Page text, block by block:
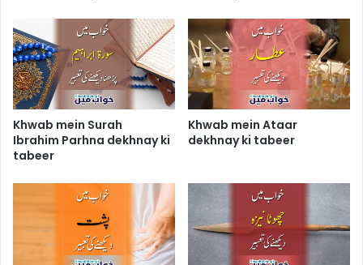
Khwab mein Surah
Ibrahim Parhna dekhnay ki
tabeer
Khwab mein Ataar
dekhnay ki tabeer